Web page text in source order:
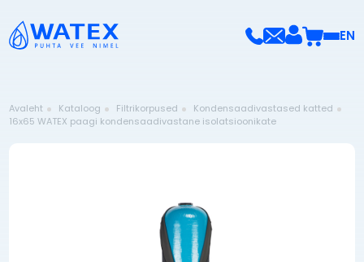
EN
Avaleht Kataloog Filtrikorpused
Kondensaadivastased katted
16x65 WATEX paagi kondensaadivastane isolatsioonikate